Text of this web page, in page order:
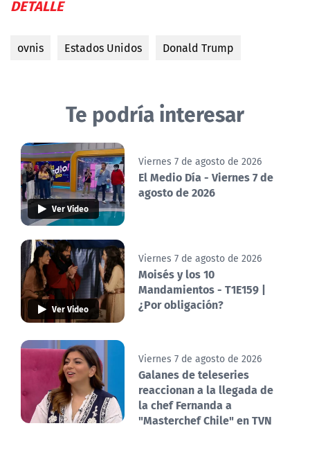
DETALLE
ovnis Estados Unidos Donald Trump
Te podría interesar
Ver Video
Viernes 7 de agosto de 2026
El Medio Día - Viernes 7 de
agosto de 2026
Ver Video
Viernes 7 de agosto de 2026
Moisés y los 10
Mandamientos - T1E159 |
¿Por obligación?
Viernes 7 de agosto de 2026
Galanes de teleseries
reaccionan a la llegada de
la chef Fernanda a
"Masterchef Chile" en TVN